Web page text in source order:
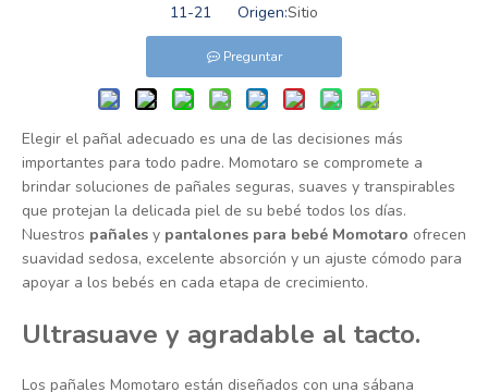
11-21 Origen:Sitio
Preguntar
Elegir el pañal adecuado es una de las decisiones más
importantes para todo padre. Momotaro se compromete a
brindar soluciones de pañales seguras, suaves y transpirables
que protejan la delicada piel de su bebé todos los días.
Nuestros pañales y pantalones para bebé Momotaro ofrecen
suavidad sedosa, excelente absorción y un ajuste cómodo para
apoyar a los bebés en cada etapa de crecimiento.
Ultrasuave y agradable al tacto.
Los pañales Momotaro están diseñados con una sábana